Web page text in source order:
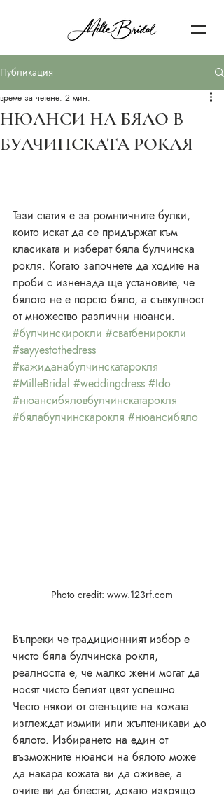
Публикация
НЮАНСИ НА БЯЛО В
БУЛЧИНСКАТА РОКЛЯ
време за четене: 2 мин.
Тази статия е за ромнтичните булки,
които искат да се придържат към
класиката и изберат бяла булчинска
рокля. Когато започнете да ходите на
проби с изненада ще установите, че
бялото не е порсто бяло, а съвкупност
от множество различни нюанси.
#булчинскирокли #сватбенирокли
#sayyestothedress
#кажиданабулчинскатарокля
#MilleBridal #weddingdress #Ido
#нюансибяловбулчинскатарокля
#бялабулчинскарокля #нюансибяло
Photo credit: www.123rf.com
Въпреки че традиционният избор е
чисто бяла булчинска рокля,
реалността е, че малко жени могат да
носят чисто белият цвят успешно.
Често някои от отенъците на кожата
изглеждат измити или жълтеникави до
бялото. Избирането на един от
възможните нюанси на бялото може
да накара кожата ви да оживее, а
очите ви да блестят, докато изкрящо